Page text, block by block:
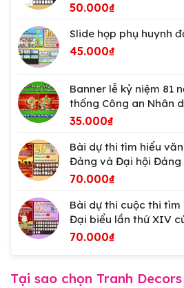
50.000₫
Slide họp phụ huynh
45.000₫
Banner lễ kỷ niệm 81
thống Công an Nhân
35.000₫
Bài dự thi tìm hiểu
Đảng và Đại hội Đảng
70.000₫
Bài dự thi cuộc thi tìm
Đại biểu lần thứ XIV
70.000₫
Tại sao chọn Tranh Decors